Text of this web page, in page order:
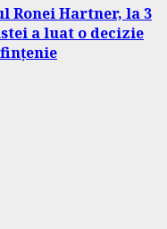
Ronei Hartner, la 3
a luat o decizie